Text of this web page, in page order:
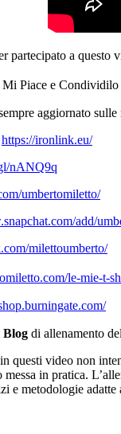
partecipato a questo
Mi Piace e
aggiornato
https://ironlink.eu/
nANQ9q
umbertomiletto/
add/
milettoumberto/
le-mie-t-
Blog di allenamento
questi video non
in pratica.
e metodologie